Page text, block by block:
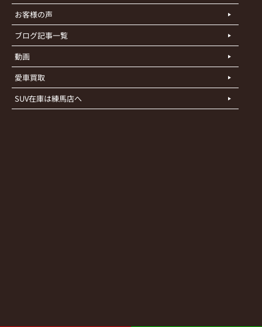
お客様の声
ブログ記事一覧
動画
愛車買取
SUV在庫は練馬店へ